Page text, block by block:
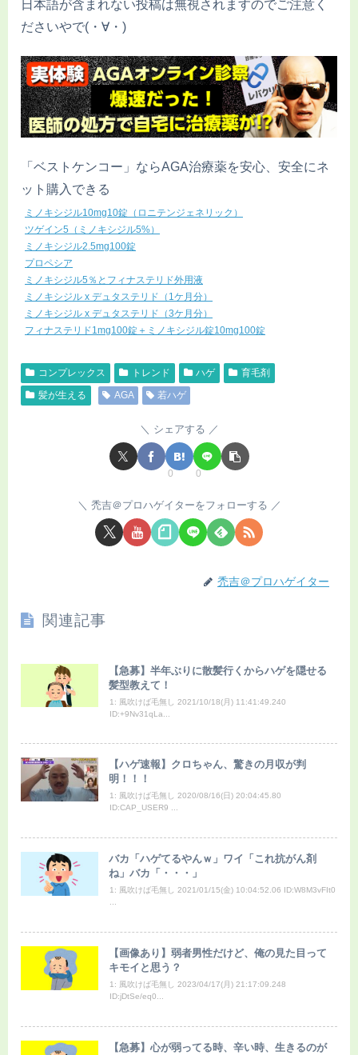
日本語が含まれない投稿は無視されますのでご注意く
ださいやで(・∀・)
「ベストケンコー」ならAGA治療薬を安心、安全にネ
ット購入できる
ミノキシジル10mg10錠（ロニテンジェネリック）
ツゲイン5（ミノキシジル5%）
ミノキシジル2.5mg100錠
プロペシア
ミノキシジル5％とフィナステリド外用液
ミノキシジル x デュタステリド（1ケ月分）
ミノキシジル x デュタステリド（3ケ月分）
フィナステリド1mg100錠＋ミノキシジル錠10mg100錠
コンプレックス トレンド ハゲ
育毛剤
髪が生える
AGA 若ハゲ
シェアする
0 0
禿吉＠プロハゲイターをフォローする
禿吉＠プロハゲイター
関連記事
【急募】半年ぶりに散髪行くからハゲを隠せる
髪型教えて！
1: 風吹けば毛無し 2021/10/18(月) 11:41:49.240
ID:+9Nv31qLa...
【ハゲ速報】クロちゃん、驚きの月収が判
明！！！
1: 風吹けば毛無し 2020/08/16(日) 20:04:45.80
ID:CAP_USER9 ...
バカ「ハゲてるやんｗ」ワイ「これ抗がん剤
ね」バカ「・・・」
1: 風吹けば毛無し 2021/01/15(金) 10:04:52.06 ID:W8M3vFIt0
...
【画像あり】弱者男性だけど、俺の見た目って
キモイと思う？
1: 風吹けば毛無し 2023/04/17(月) 21:17:09.248
ID:jDtSe/eq0...
【急募】心が弱ってる時、辛い時、生きるのが